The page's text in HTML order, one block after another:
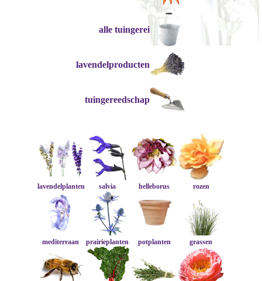
alle tuingerei
lavendelproducten
tuingereedschap
lavendelplanten salvia helleborus rozen
mediterraan prairieplanten potplanten grassen